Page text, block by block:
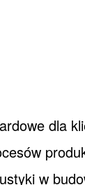
dla
w